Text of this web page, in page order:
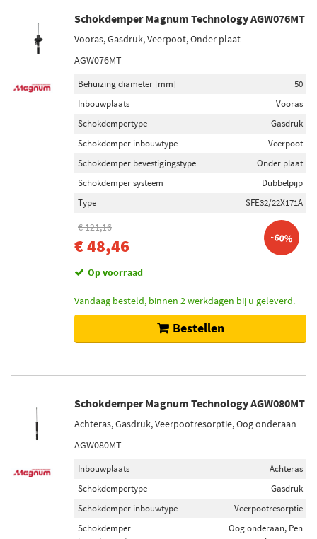
Schokdemper Magnum Technology AGW076MT
Vooras, Gasdruk, Veerpoot, Onder plaat
AGW076MT
Behuizing diameter [mm]
50
Inbouwplaats
Vooras
Schokdempertype
Gasdruk
Schokdemper inbouwtype
Veerpoot
Schokdemper bevestigingstype
Onder plaat
Schokdemper systeem
Dubbelpijp
Type
SFE32/22X171A
€ 121,16
€ 48,46 -60%
Op voorraad
Vandaag besteld, binnen 2 werkdagen bij u geleverd.
Bestellen
Schokdemper Magnum Technology AGW080MT
Achteras, Gasdruk, Veerpootresorptie, Oog onderaan
AGW080MT
Inbouwplaats
Achteras
Schokdempertype
Gasdruk
Schokdemper inbouwtype
Veerpootresorptie
Schokdemper
Oog onderaan, Pen